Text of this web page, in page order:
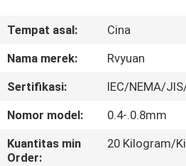
TENTANG
WISATA
PABRIK
Tempat asal:
Cina
Nama merek:
Rvyuan
Sertifikasi:
IEC/NEMA/
Nomor model:
0.4-.0.8mm
Kuantitas min
Order:
20 Kilogram/